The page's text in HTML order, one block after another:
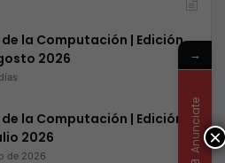
la Computación | Edición
2026
la Computación | Edición
2026
de 2026
×
→
Anunciate